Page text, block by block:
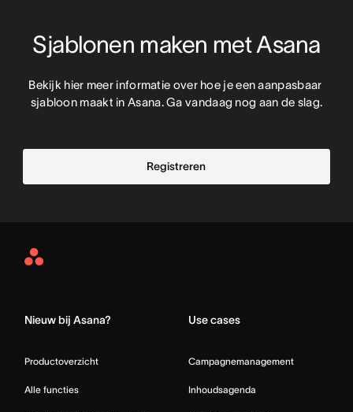
Sjablonen maken met Asana
Bekijk hier meer informatie over hoe je een aanpasbaar
sjabloon maakt in Asana. Ga vandaag nog aan de slag.
Registreren
Asana
Nieuw bij Asana?
Productoverzicht
Alle functies
Use cases
Campagnemanagement
Inhoudsagenda